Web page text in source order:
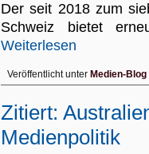
Der seit 2018 zum
Schweiz bietet
Weiterlesen
Veröffentlicht unter Medien-Blog
Zitiert:
Medienpolitik